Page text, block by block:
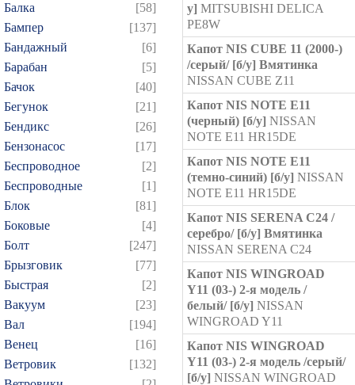
Балка
[58]
Бампер
[137]
Бандажный
[6]
Барабан
[5]
Бачок
[40]
Бегунок
[21]
Бендикс
[26]
Бензонасос
[17]
Беспроводное
[2]
Беспроводные
[1]
Блок
[81]
Боковые
[4]
Болт
[247]
Брызговик
[77]
Быстрая
[2]
Вакуум
[23]
Вал
[194]
Венец
[16]
Ветровик
[132]
у] MITSUBISHI DELICA
PE8W
Капот NIS CUBE 11 (2000-)
/серый/ [б/у] Вмятинка
NISSAN CUBE Z11
Капот NIS NOTE E11
(черный) [б/у] NISSAN
NOTE E11 HR15DE
Капот NIS NOTE E11
(темно-синий) [б/у] NISSAN
NOTE E11 HR15DE
Капот NIS SERENA C24 /
серебро/ [б/у] Вмятинка
NISSAN SERENA C24
Капот NIS WINGROAD
Y11 (03-) 2-я модель /
белый/ [б/у] NISSAN
WINGROAD Y11
Капот NIS WINGROAD
Y11 (03-) 2-я модель /серый/
[б/у] NISSAN WINGROAD